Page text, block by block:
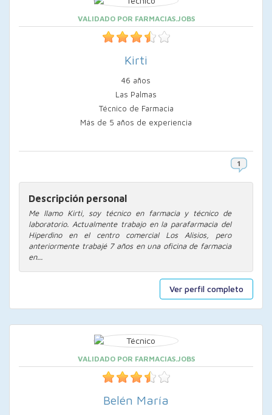
Ver perfil completo
VALIDADO POR FARMACIAS.JOBS
Kirti
46 años
Las Palmas
Técnico de Farmacia
Más de 5 años de experiencia
Descripción personal
Me llamo Kirti, soy técnico en farmacia y técnico de
laboratorio. Actualmente trabajo en la parafarmacia del
Hiperdino en el centro comercial Los Alisios, pero
anteriormente trabajé 7 años en una oficina de farmacia
en...
VALIDADO POR FARMACIAS.JOBS
Belén María